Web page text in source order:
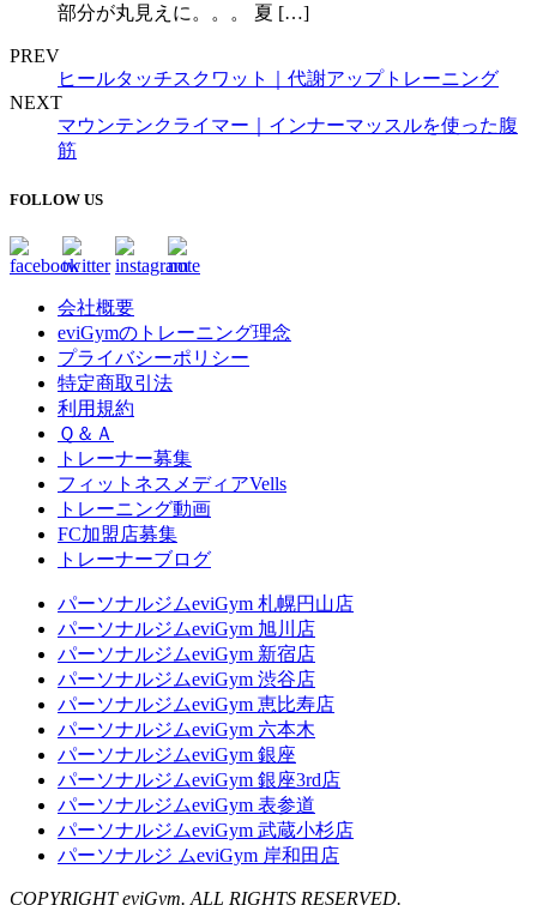
部分が丸見えに。。。 夏 […]
PREV
ヒールタッチスクワット｜代謝アップトレーニング
NEXT
マウンテンクライマー｜インナーマッスルを使った腹
筋
FOLLOW US
会社概要
eviGymのトレーニング理念
プライバシーポリシー
特定商取引法
利用規約
Ｑ＆Ａ
トレーナー募集
フィットネスメディアVells
トレーニング動画
FC加盟店募集
トレーナーブログ
パーソナルジムeviGym 札幌円山店
パーソナルジムeviGym 旭川店
パーソナルジムeviGym 新宿店
パーソナルジムeviGym 渋谷店
パーソナルジムeviGym 恵比寿店
パーソナルジムeviGym 六本木
パーソナルジムeviGym 銀座
パーソナルジムeviGym 銀座3rd店
パーソナルジムeviGym 表参道
パーソナルジムeviGym 武蔵小杉店
パーソナルジ ムeviGym 岸和田店
COPYRIGHT eviGym. ALL RIGHTS RESERVED.